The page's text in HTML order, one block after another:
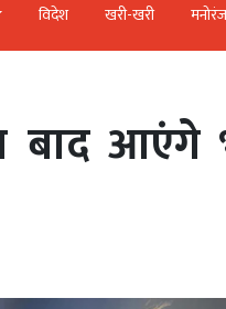
विदेश खरी-खरी
बाद आएंगे